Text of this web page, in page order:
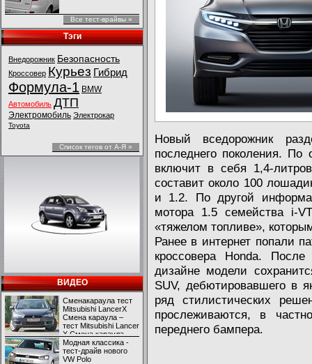
Все тест-врайвы »
Тэги
Внедорожник Безопасность
Кроссовер Курьез Гибрид
Формула-1 BMW
Автомобиль ДТП
Электромобиль Электрокар
Toyota
Список тегов от А-Я »
ВИДЕО
Сменакараула тест
Mitsubishi LancerX
Смена караула –
тест Mitsubishi Lancer
X Смена караула –
тест Mitsubishi Lancer
X
Модная классика -
тест-драйв нового
VW Polo
Новый вседорожник
последнего поколения.
включит в себя 1,4-
составит около 100
и 1.2. По другой
мотора 1.5 семейства i-
«тяжелом топливе»,
Ранее в интернет попали
кроссовера Honda.
дизайне модели
SUV, дебютировавшего в
ряд стилистических
прослеживаются, в
переднего бампера.